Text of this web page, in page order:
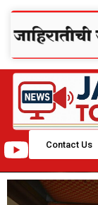
Contact Us